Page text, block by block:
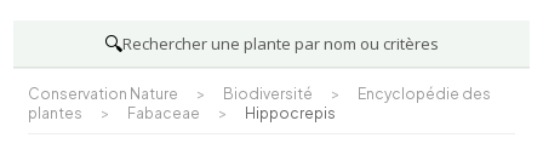
🔍Rechercher une plante par nom ou critères
Conservation Nature > Biodiversité >
Encyclopédie des
plantes
> Fabaceae > Hippocrepis